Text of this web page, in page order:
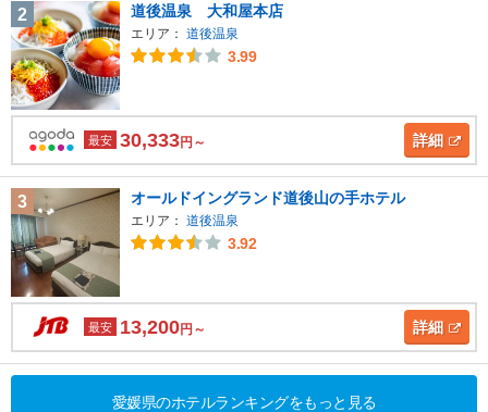
2 道後温泉 大和屋本店
エリア： 道後温泉
3.99
最安 30,333円～ 詳細
3 オールドイングランド道後山の手ホテル
エリア： 道後温泉
3.92
最安 13,200円～ 詳細
愛媛県のホテルランキングをもっと見る